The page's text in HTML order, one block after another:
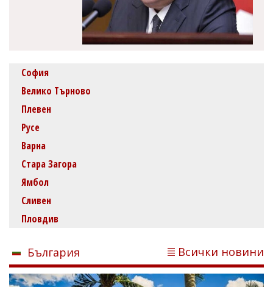
София
Велико Търново
Плевен
Русе
Варна
Стара Загора
Ямбол
Сливен
Пловдив
България Всички новини